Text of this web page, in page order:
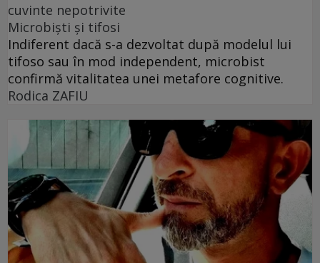
cuvinte nepotrivite
Microbiști și tifosi
Indiferent dacă s-a dezvoltat după modelul lui
tifoso sau în mod independent, microbist
confirmă vitalitatea unei metafore cognitive.
Rodica ZAFIU